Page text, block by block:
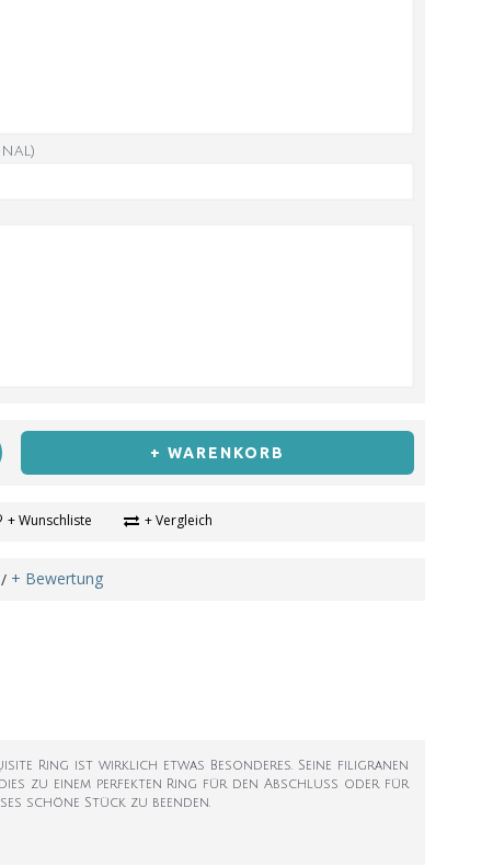
+ WARENKORB
+ Wunschliste + Vergleich
/ + Bewertung
Ring ist wirklich etwas Besonderes. Seine filigranen
zu einem perfekten Ring für den Abschluss oder für
schöne Stück zu beenden.